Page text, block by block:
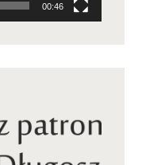
00:46